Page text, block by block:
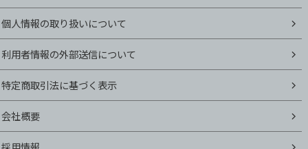
個人情報の取り扱いについて
利用者情報の外部送信について
特定商取引法に基づく表示
会社概要